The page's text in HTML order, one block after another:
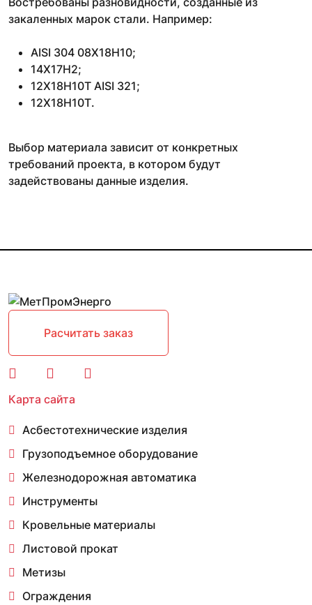
закаленных марок стали. Например:
AISI 304 08Х18Н10;
14Х17Н2;
12Х18Н10Т AISI 321;
12Х18Н10Т.
Выбор материала зависит от конкретных
требований проекта, в котором будут
задействованы данные изделия.
Расчитать заказ
Карта сайта
Асбестотехнические изделия
Грузоподъемное оборудование
Железнодорожная автоматика
Инструменты
Кровельные материалы
Листовой прокат
Метизы
Ограждения